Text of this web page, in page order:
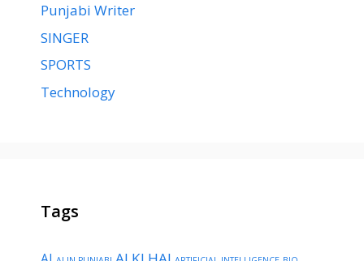
Punjabi Writer
SINGER
SPORTS
Technology
Tags